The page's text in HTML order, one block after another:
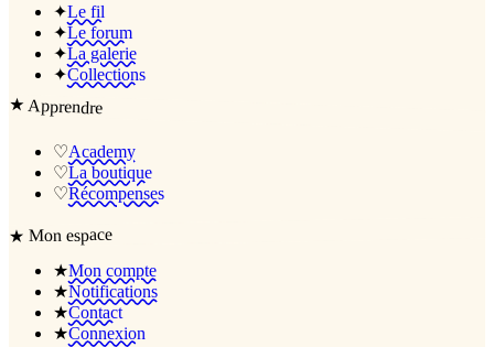
✦Le fil
✦Le forum
✦La galerie
✦Collections
★Apprendre
♡Academy
♡La boutique
♡Récompenses
★Mon espace
★Mon compte
★Notifications
★Contact
★Connexion